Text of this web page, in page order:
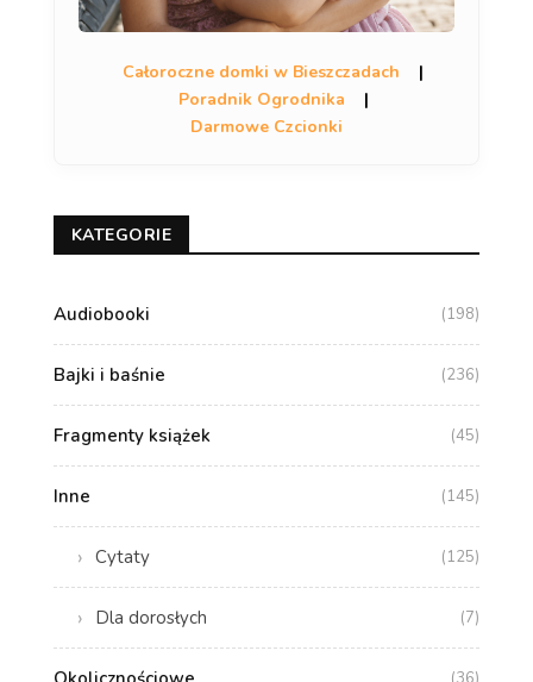
Całoroczne domki w Bieszczadach
|
Poradnik Ogrodnika
|
Darmowe Czcionki
KATEGORIE
Audiobooki (198)
Bajki i baśnie (236)
Fragmenty książek (45)
Inne (145)
Cytaty (125)
Dla dorosłych (7)